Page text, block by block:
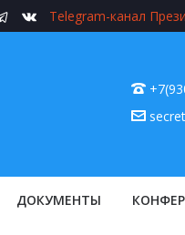
Telegram-канал
ДОКУМЕНТЫ